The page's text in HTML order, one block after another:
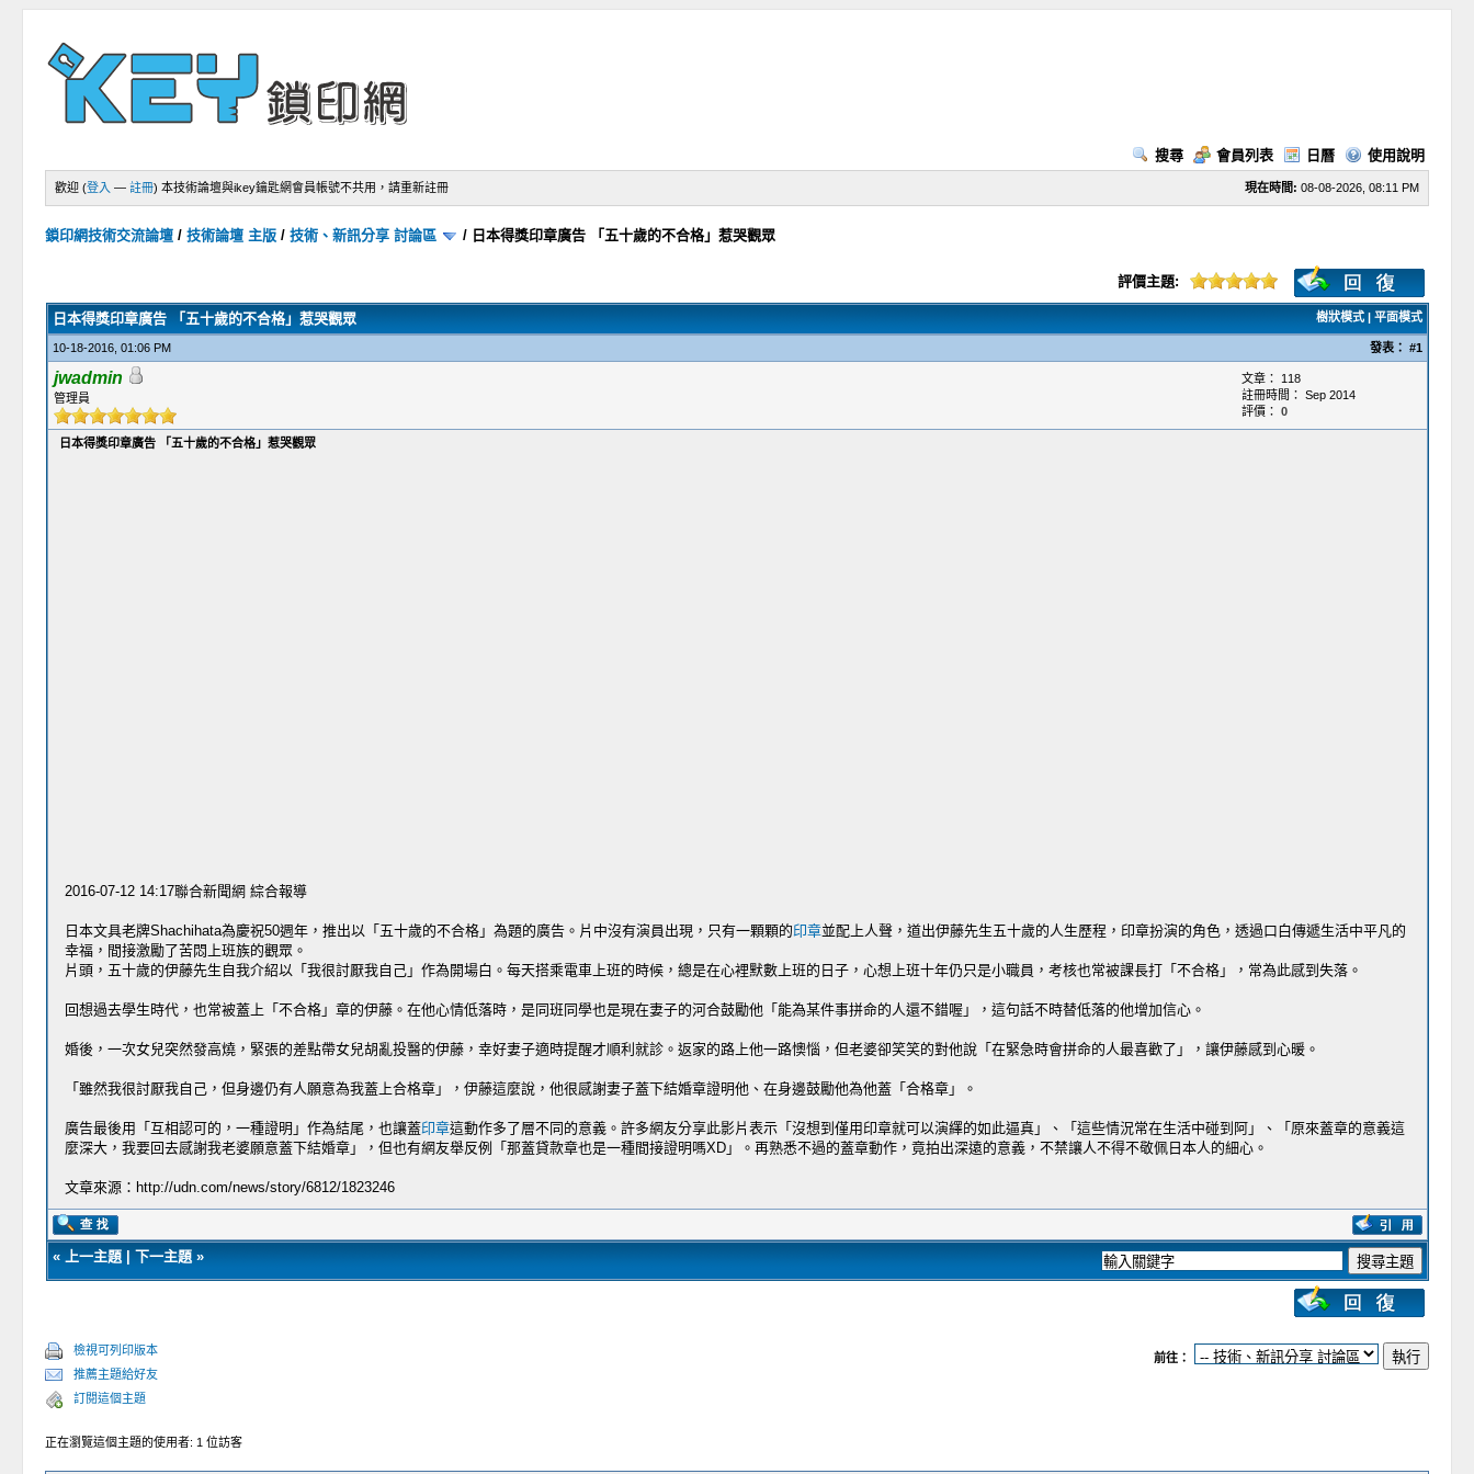
搜尋 會員列表 日曆 使用說明
現在時間: 08-08-2026, 08:11 PM
歡迎 (登入 —註冊) 本技術論壇與ikey鑰匙網會員帳號不共用，請重新註冊
鎖印網技術交流論壇 /技術論壇 主版 /技術、新訊分享 討論區 / 日本得獎印章廣告 「五十歲的不合格」惹哭觀眾
評價主題:
樹狀模式| 平面模式
日本得獎印章廣告 「五十歲的不合格」惹哭觀眾
10-18-2016, 01:06 PM 發表： #1
jwadmin
管理員
文章： 118
註冊時間： Sep 2014
評價： 0
日本得獎印章廣告 「五十歲的不合格」惹哭觀眾
2016-07-12 14:17聯合新聞網 綜合報導
日本文具老牌Shachihata為慶祝50週年，推出以「五十歲的不合格」為題的廣告。片中沒有演員出現，只有一顆顆的印章並配上人聲，道出伊藤先生五十歲的人生歷程，印章扮演的角色，透過口白傳遞生活中平凡的
幸福，間接激勵了苦悶上班族的觀眾。
片頭，五十歲的伊藤先生自我介紹以「我很討厭我自己」作為開場白。每天搭乘電車上班的時候，總是在心裡默數上班的日子，心想上班十年仍只是小職員，考核也常被課長打「不合​格」，常為此感到失落。
回想過去學生時代，也常被蓋上「不合格」章的伊藤。在他心情低落時，是同班同學也是現在妻子的河合鼓勵他「能為某件事拼命的人還不錯喔」，這句話不時替低落的他增加信心。​
婚後，一次女兒突然發高燒，緊張的差點帶女兒胡亂投醫的伊藤，幸好妻子適時提醒才順利就診。返家的路上他一路懊惱，但老婆卻笑笑的對他說「在緊急時會拼命的人最喜歡了」，​讓伊藤感到心暖。
「雖然我很討厭我自己，但身邊仍有人願意為我蓋上合格章」，伊藤這麼說，他很感謝妻子蓋下結婚章證明他、在身邊鼓勵他為他蓋「合格章」。
廣告最後用「互相認可的，一種證明」作為結尾，也讓蓋印章這動作多了層不同的意義。許多網友分享此影片表示「沒想到僅用印章就可以演繹的如此逼真」、「這些情況常在生活中碰到阿」、「原來蓋章的意義這
麼深大，我要回去感謝我老婆​願意蓋下結婚章」，但也有網友舉反例「那蓋貸款章也是一種間接證明嗎XD」。再熟悉不過的蓋章動作，竟拍出深遠的意義，不禁讓人不得不敬佩日本人的細心。
文章來源：http://udn.com/news/story/6812/1823246
« 上一主題| 下一主題»
檢視可列印版本
推薦主題給好友
訂閱這個主題
前往：
正在瀏覽這個主題的使用者: 1 位訪客